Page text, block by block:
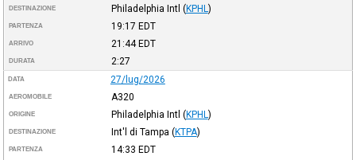
DESTINAZIONE Philadelphia Intl (KPHL )
PARTENZA 19:17 EDT
ARRIVO 21:44EDT
DURATA 2:27
DATA 27/lug/2026
AEROMOBILE A320
ORIGINE Philadelphia Intl (KPHL )
DESTINAZIONE Int'l di Tampa (KTPA)
PARTENZA 14:33 EDT